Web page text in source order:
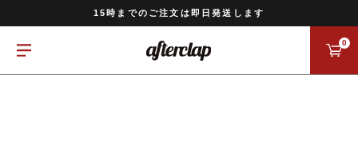
15時までのご注文は即日発送します
0